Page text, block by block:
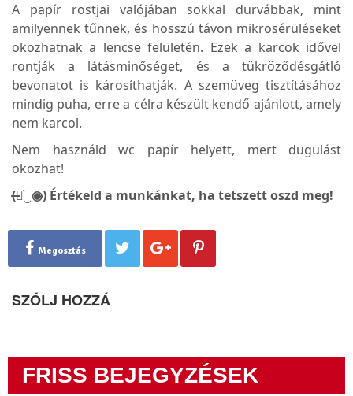
A papír rostjai valójában sokkal durvábbak, mint
amilyennek tűnnek, és hosszú távon mikrosérüléseket
okozhatnak a lencse felületén. Ezek a karcok idővel
rontják a látásminőséget, és a tükröződésgátló
bevonatot is károsíthatják. A szemüveg tisztításához
mindig puha, erre a célra készült kendő ajánlott, amely
nem karcol.
Nem használd wc papír helyett, mert dugulást
okozhat!
(̶◉͛‿◉̶) Értékeld a munkánkat, ha tetszett oszd meg!
Megosztás
SZÓLJ HOZZÁ
FRISS BEJEGYZÉSEK